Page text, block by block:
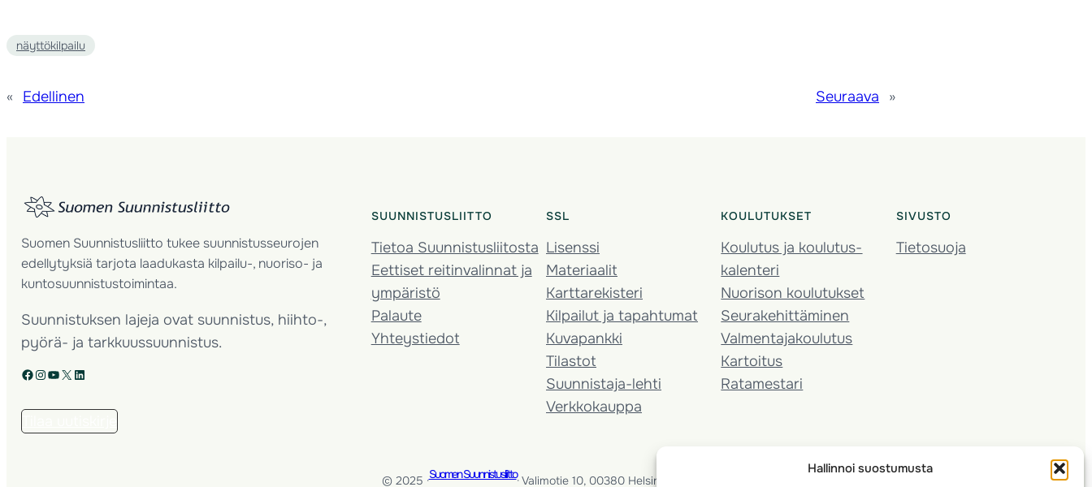
Hallinnoi suostumusta
näyttökilpailu
« Edellinen Seuraava »
Suomen Suunnistusliitto tukee suunnistusseurojen
edellytyksiä tarjota laadukasta kilpailu-, nuoriso- ja
kuntosuunnistustoimintaa.
Suunnistuksen lajeja ovat suunnistus, hiihto-,
pyörä- ja tarkkuussuunnistus.
Facebook Instagram YouTube X LinkedIn
SUUNNISTUSLIITTO
Tietoa Suunnistusliitosta
Eettiset reitinvalinnat ja
ympäristö
Palaute
Yhteystiedot
SSL
Lisenssi
Materiaalit
Karttarekisteri
Kilpailut ja tapahtumat
Kuvapankki
Tilastot
Suunnistaja-lehti
Verkkokauppa
KOULUTUKSET
Koulutus ja koulutus­
kalenteri
Nuorison koulutukset
Seura­kehittäminen
Valmentaja­koulutus
Kartoitus
Ratamestari
SIVUSTO
Tietosuoja
© 2025 ·Suomen Suunnistusliitto· Valimotie 10, 00380 Helsinki, Finland